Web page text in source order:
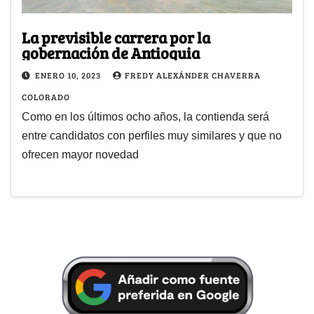
La previsible carrera por la
gobernación de Antioquia
ENERO 10, 2023
FREDY ALEXÁNDER CHAVERRA
COLORADO
Como en los últimos ocho años, la contienda será
entre candidatos con perfiles muy similares y que no
ofrecen mayor novedad